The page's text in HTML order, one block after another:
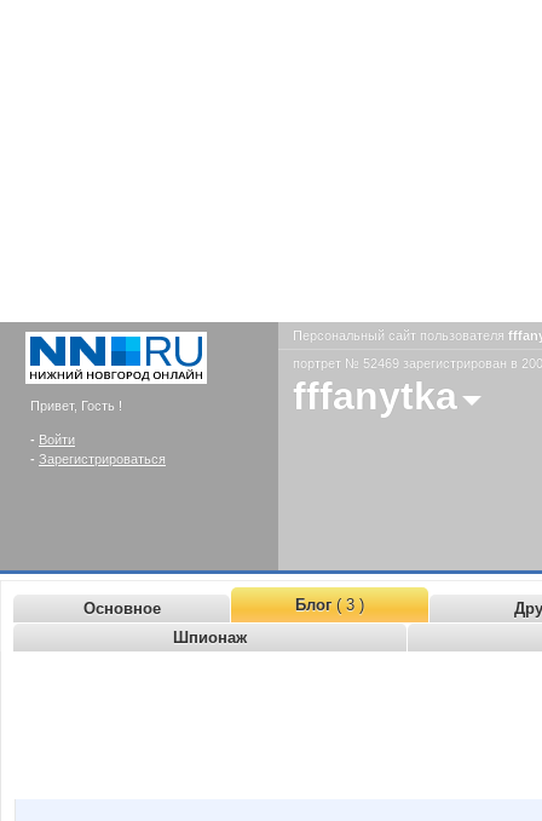
Привет, Гость !
- Войти
- Зарегистрироваться
Персональный сайт пользователя
портрет № 52469 зарегистрирован в
fffanytka
Основное Блог( 3 )
Шпионаж